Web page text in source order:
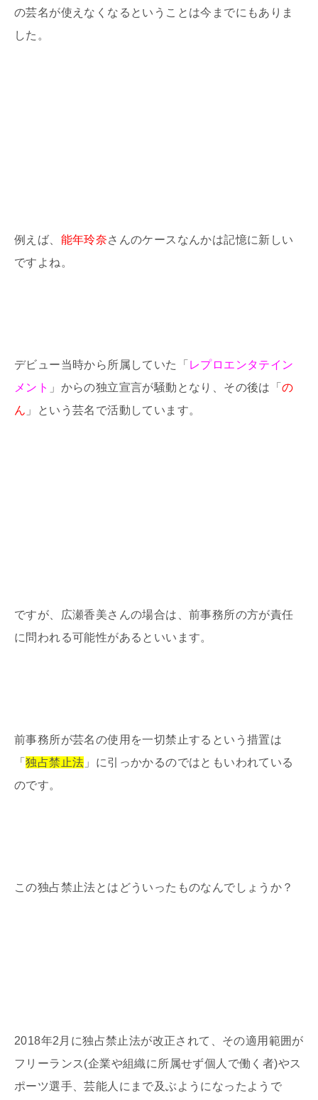
の芸名が使えなくなるということは今までにもありま
した。
例えば、 能年玲奈さんのケースなんかは記憶に新しい
ですよね。
デビュー当時から所属していた「 レプロエンタテイン
メント 」からの独立宣言が騒動となり、その後は「の
ん 」という芸名で活動しています。
ですが、広瀬香美さんの場合は、前事務所の方が責任
に問われる可能性があるといいます。
前事務所が芸名の使用を一切禁止するという措置は
「独占禁止法 」に引っかかるのではともいわれている
のです。
この独占禁止法とはどういったものなんでしょうか？
2018年2月に独占禁止法が改正されて、その適用範囲が
フリーランス(企業や組織に所属せず個人で働く者)やス
ポーツ選手、芸能人にまで及ぶようになったようで